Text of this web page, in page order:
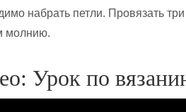
набрать петли. Провязать
молнию.
Урок по